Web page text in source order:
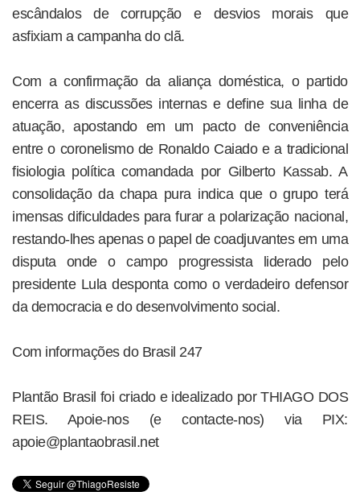
escândalos de corrupção e desvios morais que
asfixiam a campanha do clã.
Com a confirmação da aliança doméstica, o partido
encerra as discussões internas e define sua linha de
atuação, apostando em um pacto de conveniência
entre o coronelismo de Ronaldo Caiado e a tradicional
fisiologia política comandada por Gilberto Kassab. A
consolidação da chapa pura indica que o grupo terá
imensas dificuldades para furar a polarização nacional,
restando-lhes apenas o papel de coadjuvantes em uma
disputa onde o campo progressista liderado pelo
presidente Lula desponta como o verdadeiro defensor
da democracia e do desenvolvimento social.
Com informações do Brasil 247
Plantão Brasil foi criado e idealizado por THIAGO DOS
REIS. Apoie-nos (e contacte-nos) via PIX:
apoie@plantaobrasil.net